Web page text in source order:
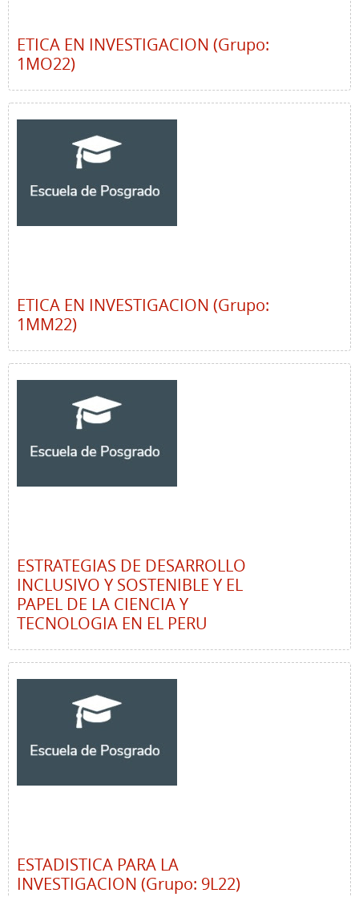
ETICA EN INVESTIGACION (Grupo:
1MO22)
ETICA EN INVESTIGACION (Grupo:
1MM22)
ESTRATEGIAS DE DESARROLLO
INCLUSIVO Y SOSTENIBLE Y EL
PAPEL DE LA CIENCIA Y
TECNOLOGIA EN EL PERU
ESTADISTICA PARA LA
INVESTIGACION (Grupo: 9L22)